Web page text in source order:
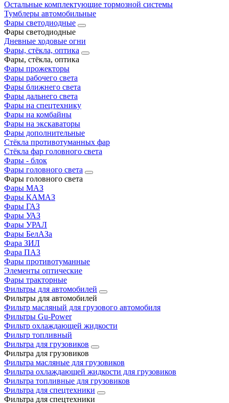
Остальные комплектующие тормозной системы
Тумблеры автомобильные
Фары светодиодные
Фары светодиодные
Дневные ходовые огни
Фары, стёкла, оптика
Фары, стёкла, оптика
Фары прожекторы
Фары рабочего света
Фары ближнего света
Фары дальнего света
Фары на спецтехнику
Фары на комбайны
Фары на экскаваторы
Фары дополнительные
Стёкла противотуманных фар
Стёкла фар головного света
Фары - блок
Фары головного света
Фары головного света
Фары МАЗ
Фары КАМАЗ
Фары ГАЗ
Фары УАЗ
Фары УРАЛ
Фары БелАЗа
Фара ЗИЛ
Фара ПАЗ
Фары противотуманные
Элементы оптические
Фары тракторные
Фильтры для автомобилей
Фильтры для автомобилей
Фильтр масляный для грузового автомобиля
Фильтры Gu-Power
Фильтр охлаждающей жидкости
Фильтр топливный
Фильтра для грузовиков
Фильтра для грузовиков
Фильтра масляные для грузовиков
Фильтра охлаждающей жидкости для грузовиков
Фильтра топливные для грузовиков
Фильтра для спецтехники
Фильтра для спецтехники